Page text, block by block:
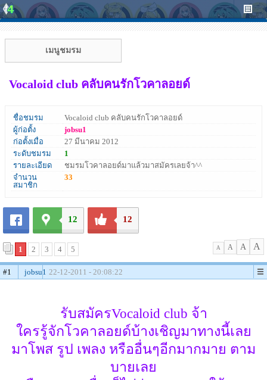
เมนูชมรม
Vocaloid club คลับคนรักโวคาลอยด์
ชื่อชมรม
Vocaloid club คลับคนรักโวคาลอยด์
ผู้ก่อตั้ง
jobsu1
ก่อตั้งเมื่อ
27 มีนาคม 2012
ระดับชมรม
1
รายละเอียด
ชมรมโวคาลอยด์มาแล้วมาสมัครเลยจ้า^^
จำนวน
สมาชิก
33
12 12
1 2 3 4 5 A A A A
#1 jobsu1 22-12-2011 - 20:08:22
รับสมัครVocaloid club จ้า
ใครรู้จักโวคาลอยด์บ้างเชิญมาทางนี้เลย
มาโพส รูป เพลง หรืออื่นๆอีกมากมาย ตาม
บายเลย